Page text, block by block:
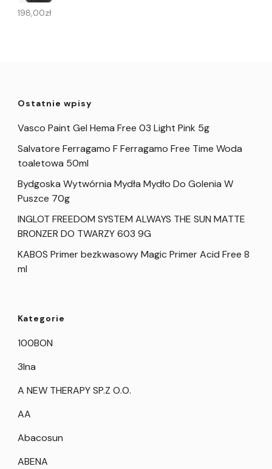
198,00zł
Ostatnie wpisy
Vasco Paint Gel Hema Free 03 Light Pink 5g
Salvatore Ferragamo F Ferragamo Free Time Woda
toaletowa 50ml
Bydgoska Wytwórnia Mydła Mydło Do Golenia W
Puszce 70g
INGLOT FREEDOM SYSTEM ALWAYS THE SUN MATTE
BRONZER DO TWARZY 603 9G
KABOS Primer bezkwasowy Magic Primer Acid Free 8
ml
Kategorie
100BON
3Ina
A NEW THERAPY SP.Z O.O.
AA
Abacosun
ABENA